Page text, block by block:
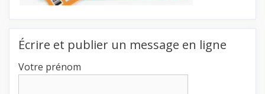
Écrire et publier un message en ligne
Votre prénom